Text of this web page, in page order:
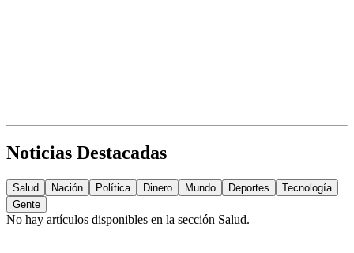
Noticias Destacadas
Salud Nación Política Dinero Mundo Deportes
Tecnología
Gente
No hay artículos disponibles en la sección Salud.